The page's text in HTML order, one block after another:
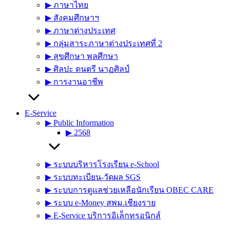
▶︎ ภาษาไทย
▶︎ สังคมศึกษาฯ
▶︎ ภาษาต่างประเทศ
▶︎ กลุ่มสาระภาษาต่างประเทศที่ 2
▶︎ สุขศึกษา พลศึกษา
▶︎ ศิลปะ ดนตรี นาฏศิลป์
▶︎ การงานอาชีพ
E-Service
▶︎ Public Information
▶︎ 2568
▶︎ ระบบบริหารโรงเรียน e-School
▶︎ ระบบทะเบียน-วัดผล SGS
▶︎ ระบบการดูแลช่วยเหลือนักเรียน OBEC CARE
▶︎ ระบบ e-Money สพม.เชียงราย
▶︎ E-Service บริการอิเล็กทรอนิกส์